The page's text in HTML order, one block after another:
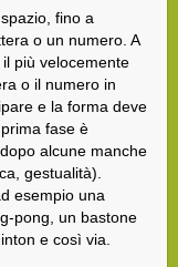
fino a
o un numero. A
più velocemente
o il numero in
e la forma deve
fase è
alcune manche
gestualità).
esempio una
pong, un bastone
e così via.